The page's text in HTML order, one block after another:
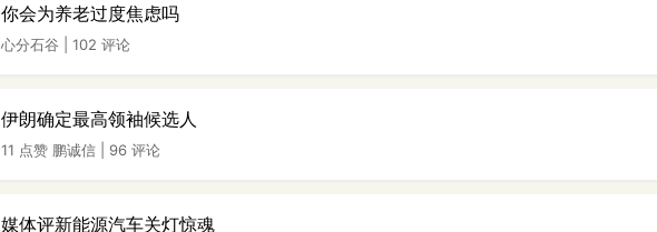
你会为养老过度焦虑吗
心分石谷 102 评论
伊朗确定最高领袖候选人
11 点赞 鹏诚信 96 评论
媒体评新能源汽车关灯惊魂